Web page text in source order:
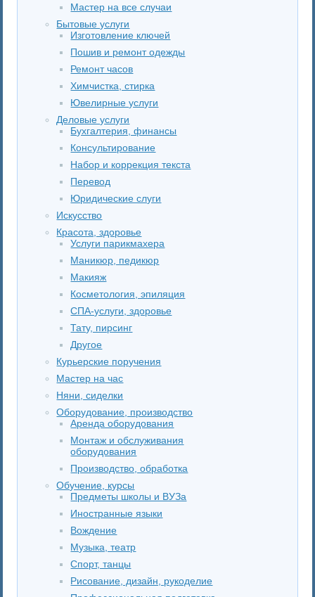
Мастер на все случаи
Бытовые услуги
Изготовление ключей
Пошив и ремонт одежды
Ремонт часов
Химчистка, стирка
Ювелирные услуги
Деловые услуги
Бухгалтерия, финансы
Консультирование
Набор и коррекция текста
Перевод
Юридические слуги
Искусство
Красота, здоровье
Услуги парикмахера
Маникюр, педикюр
Макияж
Косметология, эпиляция
СПА-услуги, здоровье
Тату, пирсинг
Другое
Курьерские поручения
Мастер на час
Няни, сиделки
Оборудование, производство
Аренда оборудования
Монтаж и обслуживания
оборудования
Производство, обработка
Обучение, курсы
Предметы школы и ВУЗа
Иностранные языки
Вождение
Музыка, театр
Спорт, танцы
Рисование, дизайн, рукоделие